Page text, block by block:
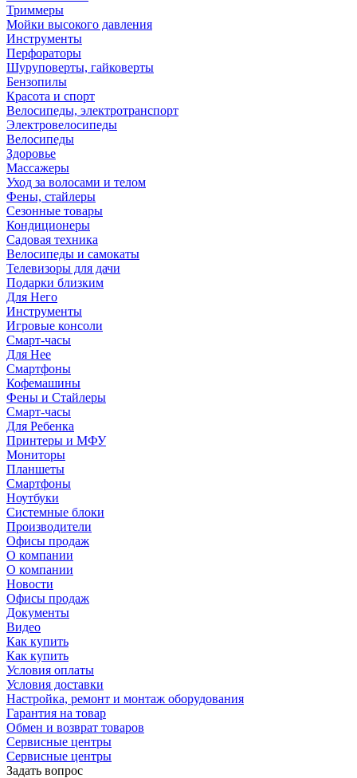
Триммеры
Мойки высокого давления
Инструменты
Перфораторы
Шуруповерты, гайковерты
Бензопилы
Красота и спорт
Велосипеды, электротранспорт
Электровелосипеды
Велосипеды
Здоровье
Массажеры
Уход за волосами и телом
Фены, стайлеры
Сезонные товары
Кондиционеры
Садовая техника
Велосипеды и самокаты
Телевизоры для дачи
Подарки близким
Для Него
Инструменты
Игровые консоли
Смарт-часы
Для Нее
Смартфоны
Кофемашины
Фены и Стайлеры
Смарт-часы
Для Ребенка
Принтеры и МФУ
Мониторы
Планшеты
Смартфоны
Ноутбуки
Системные блоки
Производители
Офисы продаж
О компании
О компании
Новости
Офисы продаж
Документы
Видео
Как купить
Как купить
Условия оплаты
Условия доставки
Настройка, ремонт и монтаж оборудования
Гарантия на товар
Обмен и возврат товаров
Сервисные центры
Сервисные центры
Задать вопрос